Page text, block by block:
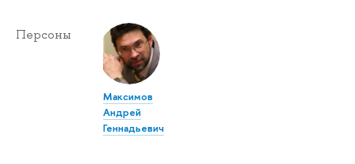
Персоны
Максимов
Андрей
Геннадьевич